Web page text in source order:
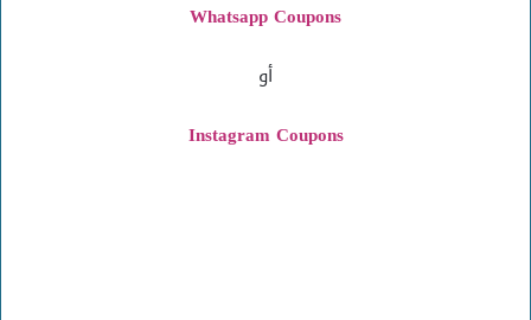
Whatsapp Coupons
أو
Coupons
Instagram